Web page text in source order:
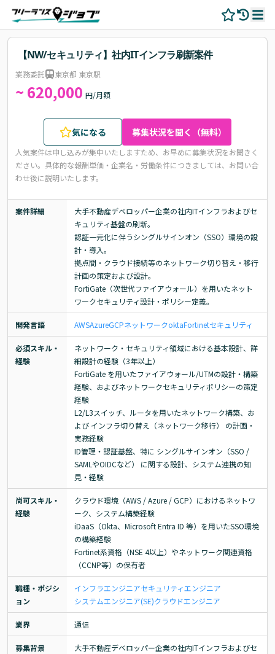
【NW/セキュリティ】社内ITインフラ刷新案件
業務委託 東京都 東京駅
~ 620,000 円/月額
気になる 募集状況を聞く（無料）
人気案件は申し込みが集中いたしますため、お早めに募集状況をお聞きく
ださい。 具体的な報酬単価・企業名・労働条件につきましては、お問い合
わせ後に説明いたします。
案件詳細
大手不動産デベロッパー企業の社内ITインフラおよびセ
キュリティ基盤の刷新。
認証一元化に伴うシングルサインオン（SSO）環境の設
計・導入。
拠点間・クラウド接続等のネットワーク切り替え・移行
計画の策定および設計。
FortiGate（次世代ファイアウォール）を用いたネット
ワークセキュリティ設計・ポリシー定義。
開発言語 AWSAzureGCPネットワークoktaFortinetセキュリティ
必須スキル・
経験
ネットワーク・セキュリティ領域における基本設計、詳
細設計の経験（3年以上）
FortiGate を用いたファイアウォール/UTMの設計・構築
経験、およびネットワークセキュリティポリシーの策定
経験
L2/L3スイッチ、ルータを用いたネットワーク構築、お
よび インフラ切り替え（ネットワーク移行） の計画・
実務経験
ID管理・認証基盤、特に シングルサインオン（SSO /
SAMLやOIDCなど） に関する設計、システム連携の知
見・経験
尚可スキル・
経験
クラウド環境（AWS / Azure / GCP）におけるネットワ
ーク、システム構築経験
iDaaS（Okta、Microsoft Entra ID 等）を用いたSSO環境
の構築経験
Fortinet系資格（NSE 4以上）やネットワーク関連資格
（CCNP等）の保有者
職種・ポジシ
ョン
インフラエンジニアセキュリティエンジニア
システムエンジニア(SE)クラウドエンジニア
業界 通信
募集背景
大手不動産デベロッパー企業の社内ITインフラおよびセ